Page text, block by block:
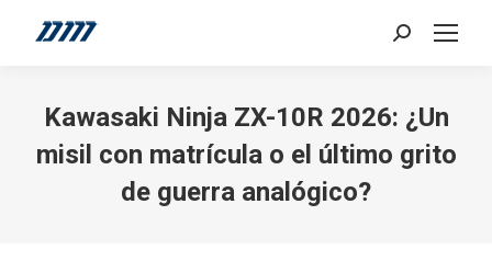
Search:
Kawasaki Ninja ZX-10R 2026: ¿Un
misil con matrícula o el último grito
de guerra analógico?